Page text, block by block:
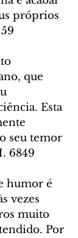
próprios
que
Esta
seu temor
6849
humor é
vezes
muito
Por